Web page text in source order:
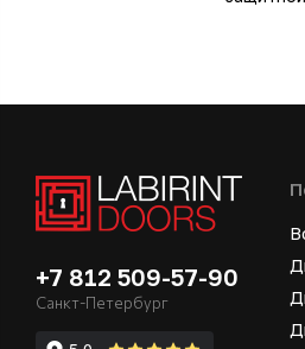
+7 812 509-57-90
Санкт-Петербург